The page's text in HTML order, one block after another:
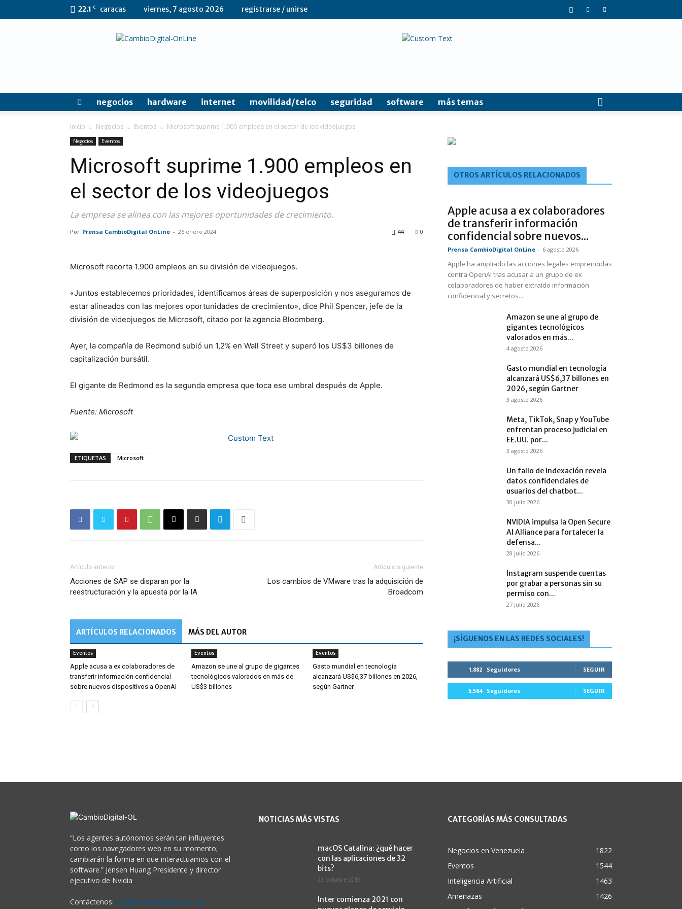
22.1 C caracas viernes, 7 agosto 2026 registrarse / unirse
CambioDigital
negocios hardware internet movilidad/telco seguridad software más temas
Inicio Negocios Eventos Microsoft suprime 1.900 empleos en el sector de los videojuegos
Negocios Eventos
Microsoft suprime 1.900 empleos en
el sector de los videojuegos
La empresa se alinea con las mejores oportunidades de crecimiento.
Por Prensa CambioDigital OnLine - 26 enero 2024 0
44
Microsoft recorta 1.900 empleos en su división de videojuegos.
«Juntos establecemos prioridades, identificamos áreas de superposición y nos aseguramos de
estar alineados con las mejores oportunidades de crecimiento», dice Phil Spencer, jefe de la
división de videojuegos de Microsoft, citado por la agencia Bloomberg.
Ayer, la compañía de Redmond subió un 1,2% en Wall Street y superó los US$3 billones de
capitalización bursátil.
El gigante de Redmond es la segunda empresa que toca ese umbral después de Apple.
Fuente: Microsoft
ETIQUETAS Microsoft
Artículo anterior
Acciones de SAP se disparan por la
reestructuración y la apuesta por la IA
Artículo siguiente
Los cambios de VMware tras la adquisición de
Broadcom
ARTÍCULOS RELACIONADOS MÁS DEL AUTOR
Eventos
Apple acusa a ex colaboradores de
transferir información confidencial
sobre nuevos dispositivos a OpenAI
Eventos
Amazon se une al grupo de gigantes
tecnológicos valorados en más de
US$3 billones
Eventos
Gasto mundial en tecnología
alcanzará US$6,37 billones en 2026,
según Gartner
OTROS ARTÍCULOS RELACIONADOS
Apple acusa a ex colaboradores
de transferir información
confidencial sobre nuevos...
Prensa CambioDigital OnLine - 6 agosto 2026
Apple ha ampliado las acciones legales emprendidas
contra OpenAI tras acusar a un grupo de ex
colaboradores de haber extraído información
confidencial y secretos...
Amazon se une al grupo de
gigantes tecnológicos
valorados en más...
4 agosto 2026
Gasto mundial en tecnología
alcanzará US$6,37 billones en
2026, según Gartner
3 agosto 2026
Meta, TikTok, Snap y YouTube
enfrentan proceso judicial en
EE.UU. por...
3 agosto 2026
Un fallo de indexación revela
datos confidenciales de
usuarios del chatbot...
30 julio 2026
NVIDIA impulsa la Open Secure
AI Alliance para fortalecer la
defensa...
28 julio 2026
Instagram suspende cuentas
por grabar a personas sin su
permiso con...
27 julio 2026
¡SÍGUENOS EN LAS REDES SOCIALES!
1,882 Seguidores SEGUIR
5,564 Seguidores SEGUIR
“Los agentes autónomos serán tan influyentes
como los navegadores web en su momento;
cambiarán la forma en que interactuamos con el
software.” Jensen Huang Presidente y director
ejecutivo de Nvidia
Contáctenos: cdol@cambiodigital-ol.com
NOTICIAS MÁS VISTAS
macOS Catalina: ¿qué hacer
con las aplicaciones de 32
bits?
23 octubre 2019
Inter comienza 2021 con
CATEGORÍAS MÁS CONSULTADAS
Negocios en Venezuela
1822
Eventos
1544
Inteligencia Artificial
1463
Amenazas
1426